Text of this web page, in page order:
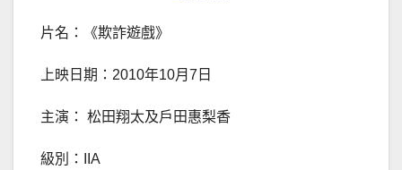
片名：《欺詐遊戲》
上映日期：2010年10月7日
主演： 松田翔太及戶田惠梨香
級別：IIA